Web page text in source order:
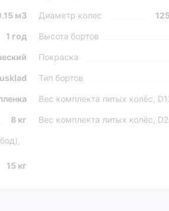
м3 Диаметр колес
1 год Высота бортов
Покраска
Тип бортов
Вес комплекта литых колёс,
8 кг Вес комплекта литых колёс,
15 кг